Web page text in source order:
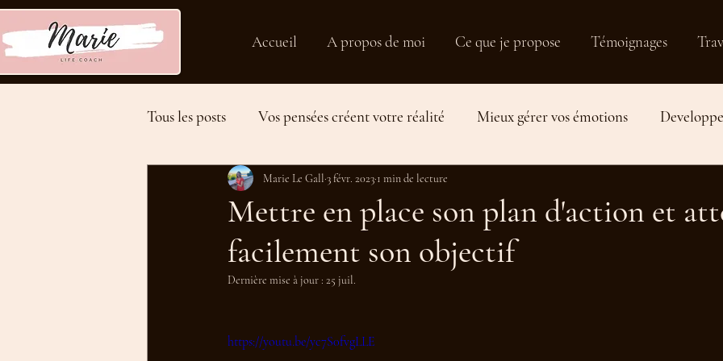
Accueil A propos de moi Ce que je propose Témoignages
Tous les posts Vos pensées créent votre réalité Mieux gérer vos émotions
Développer son potentiel Travailler sa relation aux autres
Tips en vidéo
Mettre en place son plan d'action et
facilement son objectif
Marie Le Gall 3 févr. 2023 1 min de lecture
Dernière mise à jour : 25 juil.
https://youtu.be/yc7S0fvgLLE